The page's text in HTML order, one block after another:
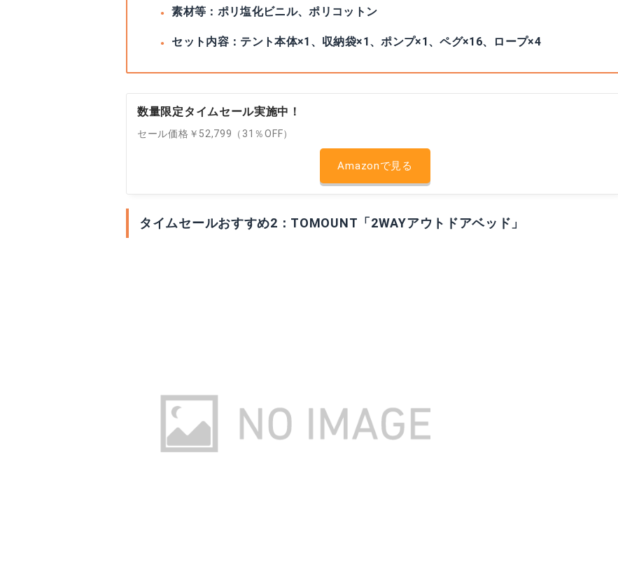
素材等：ポリ塩化ビニル、ポリコットン
セット内容：テント本体×1、収納袋×1、ポンプ×1、ペグ×16、ロープ×4
数量限定タイムセール実施中！
セール価格￥52,799（31％OFF）
Amazonで見る
タイムセールおすすめ2：TOMOUNT「2WAYアウトドアベッド」